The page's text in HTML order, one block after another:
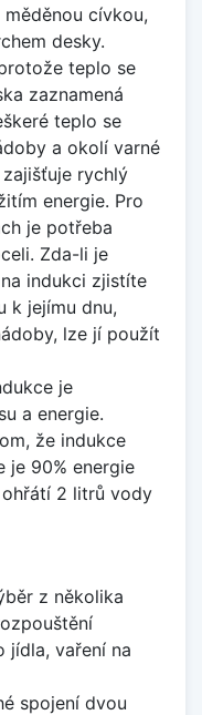
cívkou,
desky.
teplo se
zaznamená
teplo se
a okolí varné
rychlý
energie. Pro
je potřeba
Zda-li je
indukci zjistíte
k jejímu dnu,
lze jí použít
je
a energie.
že indukce
je 90% energie
ohřátí 2 litrů vody
z několika
jídla, vaření na
spojení dvou